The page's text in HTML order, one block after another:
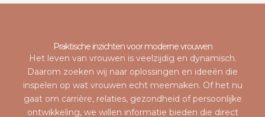
Praktische inzichten voor moderne vrouwen
Het leven van vrouwen is veelzijdig en dynamisch.
Daarom zoeken wij naar oplossingen en ideeën die
inspelen op wat vrouwen echt meemaken. Of het nu
gaat om carrière, relaties, gezondheid of persoonlijke
ontwikkeling, we willen informatie bieden die direct